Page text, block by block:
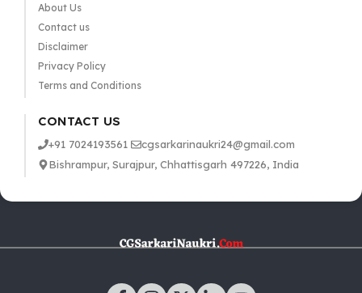
About Us
Contact us
Disclaimer
Privacy Policy
Terms and Conditions
CONTACT US
+91 7024193561
cgsarkarinaukri24@gmail.com
Bishrampur, Surajpur, Chhattisgarh 497226, India